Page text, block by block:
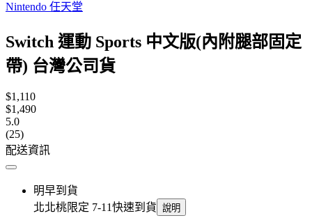
Nintendo 任天堂
Switch 運動 Sports 中文版(內附腿部固定
帶) 台灣公司貨
$1,110
$1,490
5.0
(25)
配送資訊
明早到貨
北北桃限定 7-11快速到貨 說明